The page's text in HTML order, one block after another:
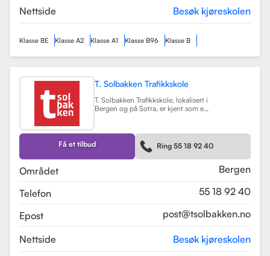
Nettside Besøk kjøreskolen
Klasse BE Klasse A2 Klasse A1 Klasse B96 Klasse B
T. Solbakken Trafikkskole
T. Solbakken Trafikkskole, lokalisert i
Bergen og på Sotra, er kjent som en
Skolen tilbyr et bredt spekter av
førerkortklasser, inkludert klasse B
for personbil, klasse A, A1, og A2 for
motorsykler, samt klasse BE og B96
Få et tilbud Ring 55 18 92 40
Området
Bergen
Telefon
55 18 92 40
Epost
post@tsolbakken.no
Nettside Besøk kjøreskolen